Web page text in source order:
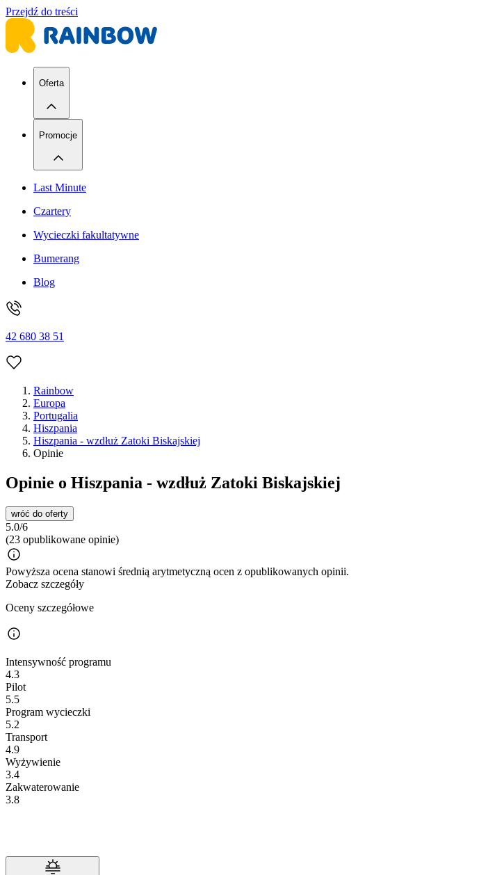
Przejdź do treści
Oferta
Promocje
Last Minute
Czartery
Wycieczki fakultatywne
Bumerang
Blog
42 680 38 51
Rainbow
Europa
Portugalia
Hiszpania
Hiszpania - wzdłuż Zatoki Biskajskiej
Opinie
Opinie o Hiszpania - wzdłuż Zatoki Biskajskiej
wróć do oferty
5.0/6
(23 opublikowane opinie)
Powyższa ocena stanowi średnią arytmetyczną ocen z opublikowanych opinii.
Zobacz szczegóły
Oceny szczegółowe
Intensywność programu
4.3
Pilot
5.5
Program wycieczki
5.2
Transport
4.9
Wyżywienie
3.4
Zakwaterowanie
3.8